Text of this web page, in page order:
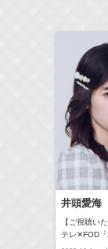
井頭愛海
【ご視聴い
テレ✕FOD「